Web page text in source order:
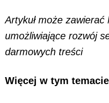
Artykuł może zawierać
umożliwiające rozwój
darmowych treści
Więcej w tym